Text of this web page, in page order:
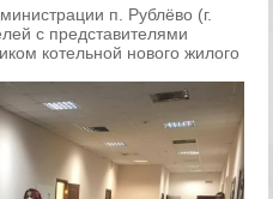
п. Рублёво (г.
с представителями
котельной нового жилого